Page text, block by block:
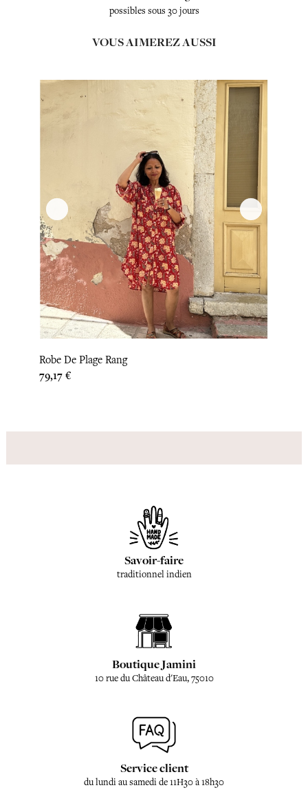
possibles sous 30 jours
VOUS AIMEREZ AUSSI
Robe De Plage Rang
Prix
79,17 €
Savoir-faire
traditionnel indien
Boutique Jamini
10 rue du Château d'Eau, 75010
Service client
du lundi au samedi de 11H30 à 18h30